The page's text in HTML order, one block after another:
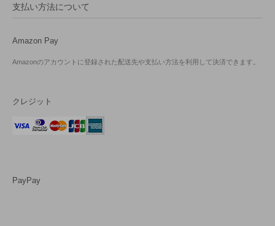
支払い方法について
Amazon Pay
Amazonのアカウントに登録された配送先や支払い方法を利用して決済できます。
クレジット
PayPay